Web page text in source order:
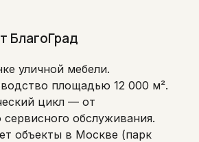
БлагоГрад
уличной мебели.
площадью 12 000 м².
цикл — от
обслуживания.
объекты в Москве (парк